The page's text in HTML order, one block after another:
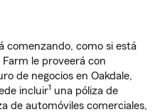
comenzando, como si está
le proveerá con
de negocios en Oakdale,
incluir1 una póliza de
de automóviles comerciales,